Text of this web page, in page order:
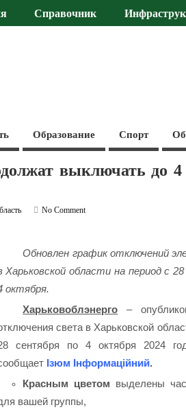
Справочник
Образование Спорт
выключать до 4
No Comment
Обновлен график отключений
Харьковской области на период с
октября.
Харьковоблэнерго –
света в Харьковской
сентября по 4 октября 2024
Ізюм Інформаційний.
Красным цветом выделены
вашей группы,